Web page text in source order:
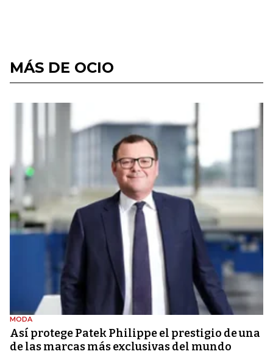
MÁS DE OCIO
MODA
Así protege Patek Philippe el prestigio de una
de las marcas más exclusivas del mundo